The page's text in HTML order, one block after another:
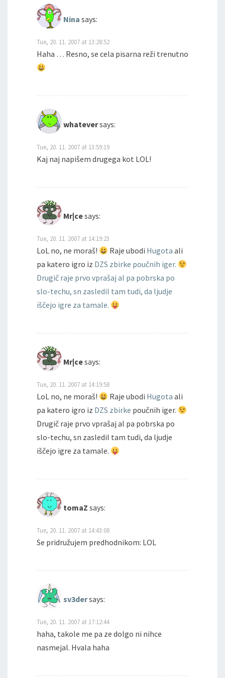
Nina says:
Tue, 20. 11. 2007 at 13:28:52
Haha … Resno, se cela pisarna reži trenutno
whateversays:
Tue, 20. 11. 2007 at 13:59:19
Kaj naj napišem drugega kot LOL!
Mr|cesays:
Tue, 20. 11. 2007 at 14:19:23
LoL no, ne moraš! Raje ubodi Hugotaali
pa katero igro iz DZS zbirke poučnih iger.
Drugič raje prvo vprašaj al pa pobrska po
slo-techu, sn zasledil tam tudi, da ljudje
iščejo igre za tamale.
Mr|cesays:
Tue, 20. 11. 2007 at 14:19:58
LoL no, ne moraš! Raje ubodi Hugotaali
pa katero igro iz DZS zbirke poučnih iger.
Drugič raje prvo vprašaj al pa pobrska po
slo-techu, sn zasledil tam tudi, da ljudje
iščejo igre za tamale.
tomaZ says:
Tue, 20. 11. 2007 at 14:43:08
Se pridružujem predhodnikom: LOL
sv3dersays:
Tue, 20. 11. 2007 at 17:12:44
haha, takole me pa ze dolgo ni nihce
nasmejal. Hvala haha